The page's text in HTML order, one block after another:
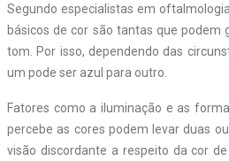
Segundo especialistas em
básicos de cor são tantas que podem
tom. Por isso, dependendo das
um pode ser azul para outro.
Fatores como a iluminação e as
percebe as cores podem levar duas
visão discordante a respeito da cor